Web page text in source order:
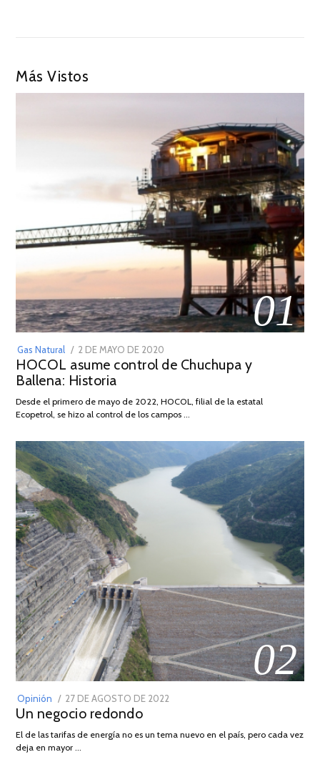
Más Vistos
01
Gas Natural
POSTED
ON
2 DE MAYO DE 2020
DE
2026
HOCOL asume control de Chuchupa y
Ballena: Historia
Desde el primero de mayo de 2022, HOCOL, filial de la estatal
Ecopetrol, se hizo al control de los campos …
02
Opinión
POSTED
ON
27 DE AGOSTO DE 2022
DE
Un negocio redondo
El de las tarifas de energía no es un tema nuevo en el país, pero cada vez
deja en mayor …